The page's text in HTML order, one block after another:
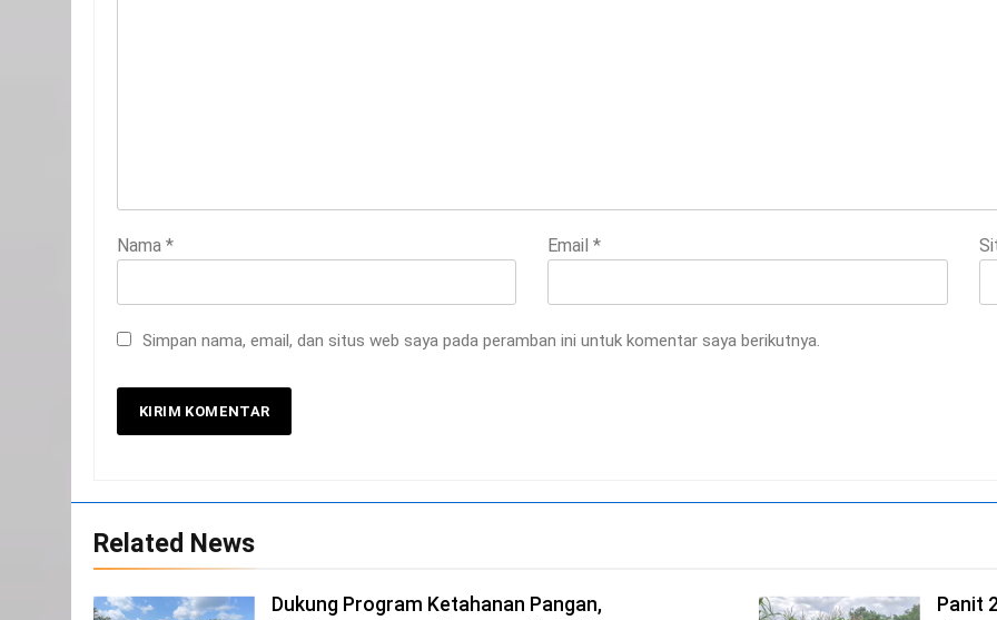
Nama * Email*
Simpan nama, email, dan situs web saya pada peramban ini untuk komentar saya berikutnya.
Related News
Dukung Program Ketahanan Pangan,
Panit
IKLAN
Iklan Pemerintah Kabupaten
NORMAN SILITONGA CALEG
DPRD PROVINSI DKI JAKARTA
IKLAN